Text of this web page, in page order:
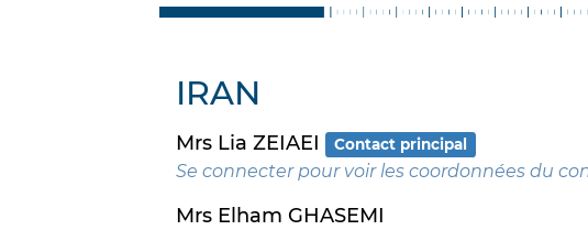
IRAN
Mrs Lia ZEIAEI Contact principal
Se connecter pour voir les coordonnées du
Mrs Elham GHASEMI